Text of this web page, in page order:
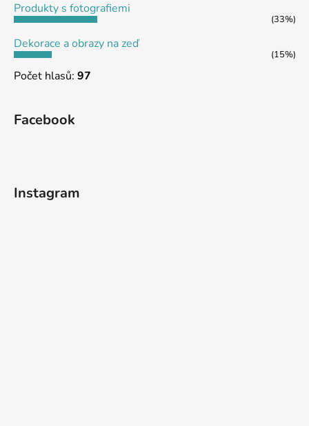
Produkty s fotografiemi
(33%)
Dekorace a obrazy na zeď
(15%)
Počet hlasů: 97
Facebook
Instagram